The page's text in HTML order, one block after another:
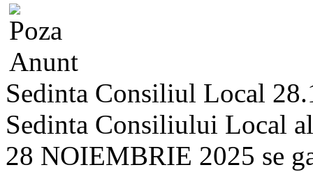
Sedinta Consiliul Local
Sedinta Consiliului Local
28 NOIEMBRIE 2025 se